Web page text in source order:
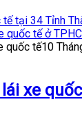
tại 34 Tỉnh
quốc tế10
xe